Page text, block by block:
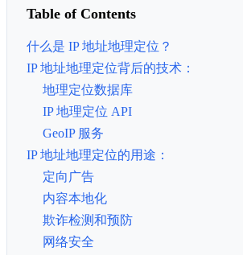
Table of Contents
什么是 IP 地址地理定位？
IP 地址地理定位背后的技术：
地理定位数据库
IP 地理定位 API
GeoIP 服务
IP 地址地理定位的用途：
定向广告
内容本地化
欺诈检测和预防
网络安全